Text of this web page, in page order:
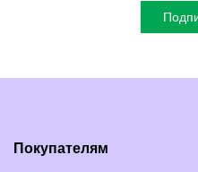
Покупателям